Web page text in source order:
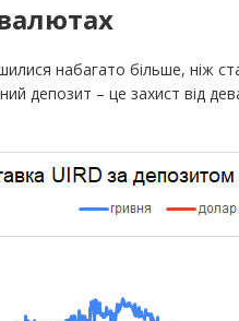
набагато більше, ніж
депозит – це захист від